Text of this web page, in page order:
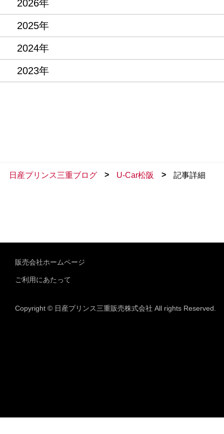
2026年
2025年
2024年
2023年
日産プリンス三重ブログ > U-Car松阪 > 記事詳細
販売会社ホームページ
ご利用にあたって
Copyright © 日産プリンス三重販売株式会社 All rights Reserved.